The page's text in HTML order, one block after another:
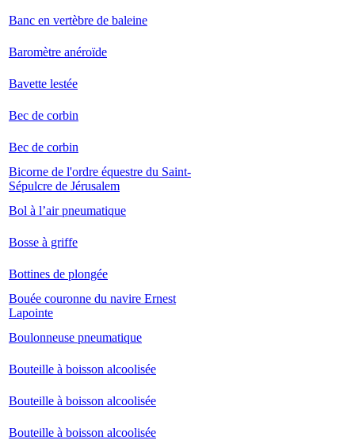
Banc en vertèbre de baleine
Baromètre anéroïde
Bavette lestée
Bec de corbin
Bec de corbin
Bicorne de l'ordre équestre du Saint-
Sépulcre de Jérusalem
Bol à l’air pneumatique
Bosse à griffe
Bottines de plongée
Bouée couronne du navire Ernest
Lapointe
Boulonneuse pneumatique
Bouteille à boisson alcoolisée
Bouteille à boisson alcoolisée
Bouteille à boisson alcoolisée